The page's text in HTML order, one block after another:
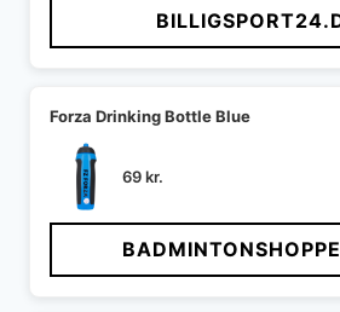
Forza Drinking Bottle Blue
69kr.